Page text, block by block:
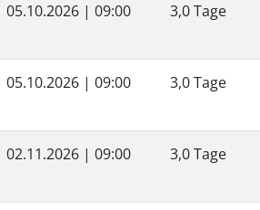
05.10.2026 | 09:00 3,0 Tage
05.10.2026 | 09:00 3,0 Tage
02.11.2026 | 09:00 3,0 Tage